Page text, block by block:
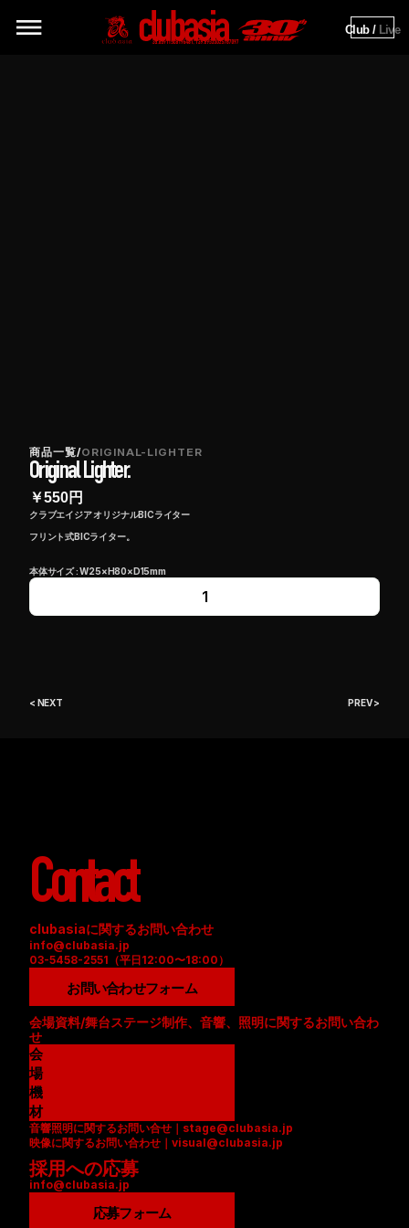
Club / Live
商品一覧/ORIGINAL-LIGHTER
Original Lighter.
￥550円
クラブエイジア オリジナルBICライター
フリント式BICライター。
本体サイズ : W25×H80×D15mm
1
< NEXT PREV >
Contact
clubasiaに関するお問い合わせ
info@clubasia.jp
03-5458-2551（平日12:00〜18:00）
お問い合わせフォーム
会場資料/舞台ステージ制作、音響、照明に関するお問い合わ
せ
会
場
資
料
(
P
D
F
機
材
リ
ス
ト
(
音響照明に関するお問い合せ｜stage@clubasia.jp
映像に関するお問い合わせ｜visual@clubasia.jp
採用への応募
info@clubasia.jp
応募フォーム